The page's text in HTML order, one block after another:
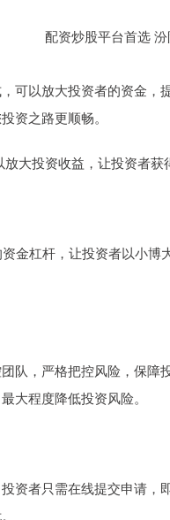
可以放大投资者的资金
资之路更顺畅。
大投资收益，让投资者获
金杠杆，让投资者以小
队，严格把控风险，保
最大程度降低投资风险。
资者只需在线提交申请